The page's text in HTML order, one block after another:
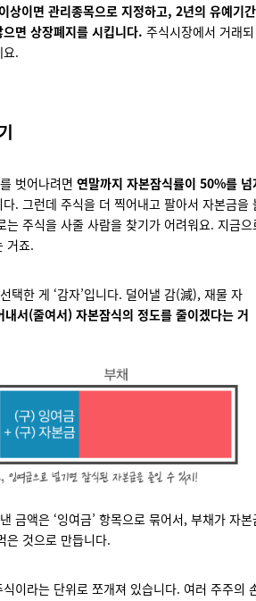
상이면 관리종목으로 지정하고, 2년의 유예기간
면 상장폐지를 시킵니다. 주식시장에서 거래되
.
벗어나려면 연말까지 자본잠식률이 50%를 넘
. 그런데 주식을 더 찍어내고 팔아서 자본금을
는 주식을 사줄 사람을 찾기가 어려워요. 지금으
거죠.
택한 게 ‘감자’입니다. 덜어낼 감(減), 재물 자
내서(줄여서) 자본잠식의 정도를 줄이겠다는 거
금액은 ‘잉여금’ 항목으로 묶어서, 부채가 자본
은 것으로 만듭니다.
이라는 단위로 쪼개져 있습니다. 여러 주주의